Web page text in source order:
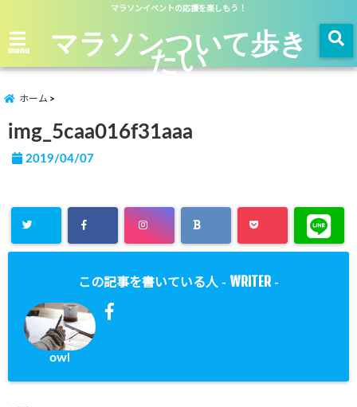
マラソンイベントの応援を楽しもう！
menu マラソンついて歩き
たい
ホーム
img_5caa016f31aaa
2019/04/07
この記事を書いている人 - WRITER -
owl